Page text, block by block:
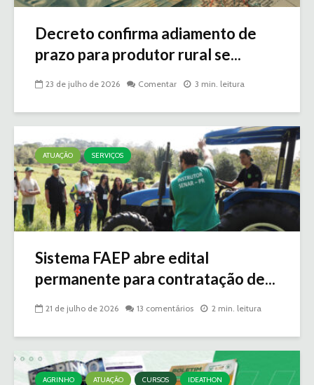
Decreto confirma adiamento de
prazo para produtor rural se...
23 de julho de 2026 Comentar 3 min. leitura
ATUAÇÃO SERVIÇOS
Sistema FAEP abre edital
permanente para contratação de...
21 de julho de 2026 13 comentários 2 min. leitura
AGRINHO ATUAÇÃO CURSOS
IDEATHON